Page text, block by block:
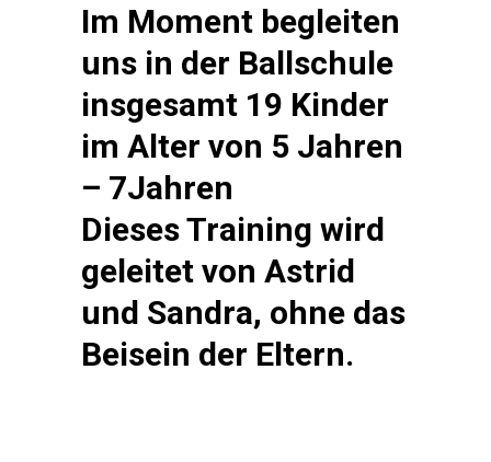
Im Moment begleiten
uns in der Ballschule
insgesamt 19 Kinder
im Alter von 5 Jahren
– 7Jahren
Dieses Training wird
geleitet von Astrid
und Sandra, ohne das
Beisein der Eltern.